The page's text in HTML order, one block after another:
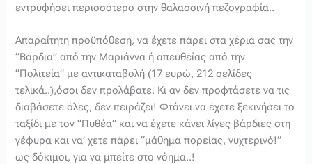
εντρυφήσει περισσότερο στην θαλασσινή πεζογραφία..
Απαραίτητη προϋπόθεση, να έχετε πάρει στα χέρια σας την
“Βάρδια” από την Μαριάννα ή απευθείας από την
“Πολιτεία” με αντικαταβολή (17 ευρώ, 212 σελίδες
τελικά..),όσοι δεν προλάβατε. Κι αν δεν προφτάσετε να τις
διαβάσετε όλες, δεν πειράζει! Φτάνει να έχετε ξεκινήσει το
ταξίδι με τον “Πυθέα” και να έχετε κάνει λίγες βάρδιες στη
γέφυρα και να’ χετε πάρει “μάθημα πορείας, νυχτερινό!”
ως δόκιμοι, για να μπείτε στο νόημα..!